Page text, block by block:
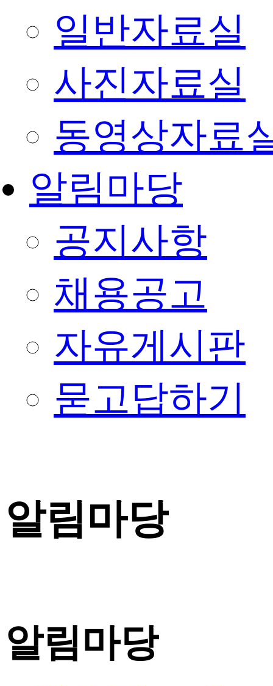
일반자료실
사진자료실
동영상자료
알림마당
공지사항
채용공고
자유게시판
묻고답하기
알림마당
알림마당